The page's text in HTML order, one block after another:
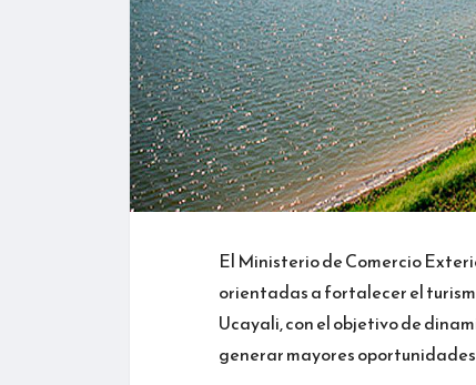
El Ministerio de Comercio
orientadas a fortalecer el
Ucayali, con el objetivo de
generar mayores